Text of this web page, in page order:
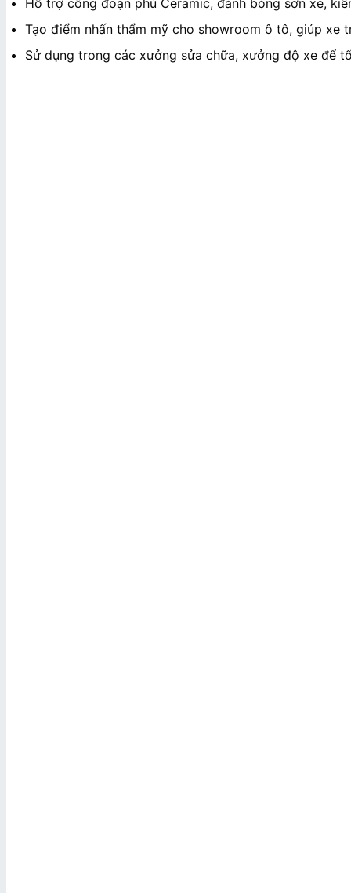
Tạo điểm nhấn thẩm mỹ cho showroom ô tô, giúp xe
Sử dụng trong các xưởng sửa chữa, xưởng độ xe để